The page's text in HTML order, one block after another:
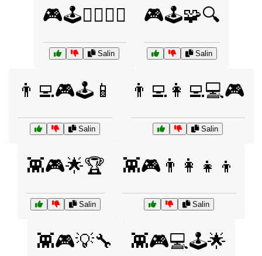
🎮🕹️🧙‍♂️🧙‍♀️
Salin
🎮🕹️🧩🔍
Salin
👨‍💻🎮🕹️📱
Salin
👨‍💻👩‍💻💻🎮
Salin
👾🎮🌟🏆
Salin
👾🎮👨‍👩‍👧‍👦
Salin
👾🎮💡🔧 👾🎮💻🕹️🌟